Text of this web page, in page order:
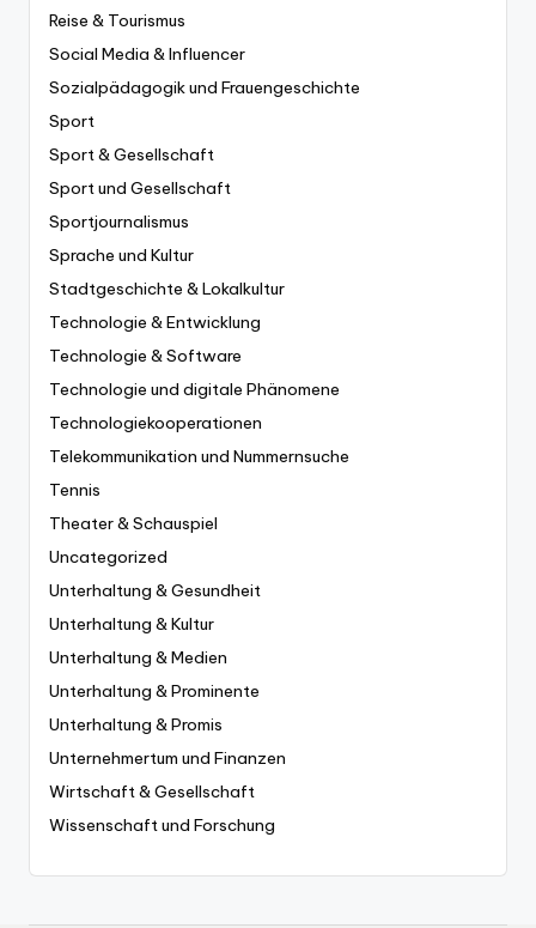
Reise & Tourismus
Social Media & Influencer
Sozialpädagogik und Frauengeschichte
Sport
Sport & Gesellschaft
Sport und Gesellschaft
Sportjournalismus
Sprache und Kultur
Stadtgeschichte & Lokalkultur
Technologie & Entwicklung
Technologie & Software
Technologie und digitale Phänomene
Technologiekooperationen
Telekommunikation und Nummernsuche
Tennis
Theater & Schauspiel
Uncategorized
Unterhaltung & Gesundheit
Unterhaltung & Kultur
Unterhaltung & Medien
Unterhaltung & Prominente
Unterhaltung & Promis
Unternehmertum und Finanzen
Wirtschaft & Gesellschaft
Wissenschaft und Forschung